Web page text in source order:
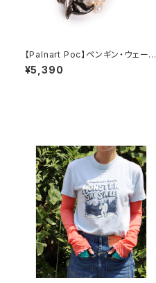
【Palnart Poc】ペンギン・ウェーブ
ネックレス
¥5,390